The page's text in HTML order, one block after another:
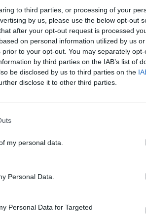
to third parties, or processing of your
by us, please use the below opt-out
after your opt-out request is processed
on personal information utilized by us
to your opt-out. You may separately
by third parties on the IAB’s list of
be disclosed by us to third parties on the
disclose it to other third parties.
my personal data.
Personal Data.
Personal Data for Targeted
emelés Meleg nedves